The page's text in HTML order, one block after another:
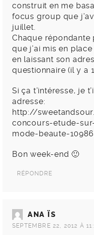
construit en me
focus group que
juillet.
Chaque
que j’ai mis en
en laissant son
questionnaire (il y a
Si ça t’intéresse, je
adresse:
http://
concours-etude-
mode-beaute-
Bon week-end 🙂
RÉPONDRE
ANA ÏS
SEPTEMBRE 22, 2012 À